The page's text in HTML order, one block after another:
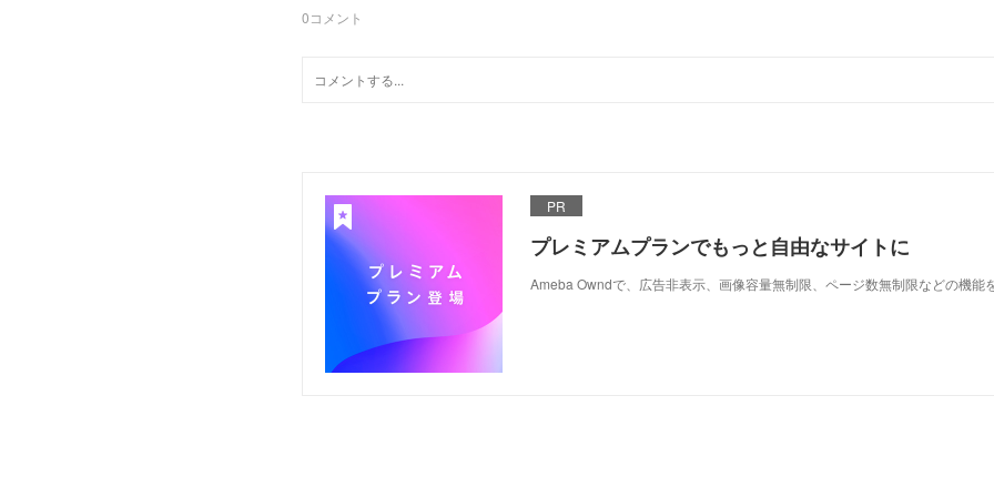
0コメント
PR
プレミアムプランでもっと自由なサイトに
Ameba Owndで、広告非表示、画像容量無制限、ページ数無制限などの機能